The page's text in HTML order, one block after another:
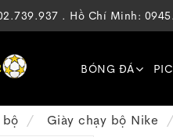
. Hồ Chí Minh:
BÓNG ĐÁ
bộ Giày chạy bộ Nike